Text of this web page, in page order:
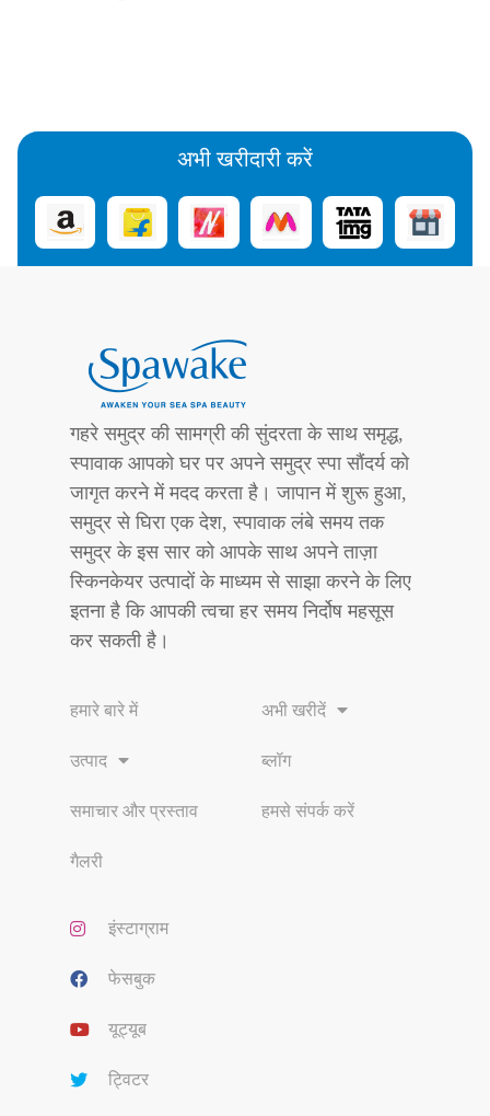
अभी खरीदारी करें
गहरे समुद्र की सामग्री की सुंदरता के साथ समृद्ध,
स्पावाक आपको घर पर अपने समुद्र स्पा सौंदर्य को
जागृत करने में मदद करता है। जापान में शुरू हुआ,
समुद्र से घिरा एक देश, स्पावाक लंबे समय तक
समुद्र के इस सार को आपके साथ अपने ताज़ा
स्किनकेयर उत्पादों के माध्यम से साझा करने के लिए
इतना है कि आपकी त्वचा हर समय निर्दोष महसूस
कर सकती है।
हमारे बारे में
उत्पाद
समाचार और प्रस्ताव
गैलरी
अभी खरीदें
ब्लॉग
हमसे संपर्क करें
इंस्टाग्राम
फेसबुक
यूट्यूब
ट्विटर